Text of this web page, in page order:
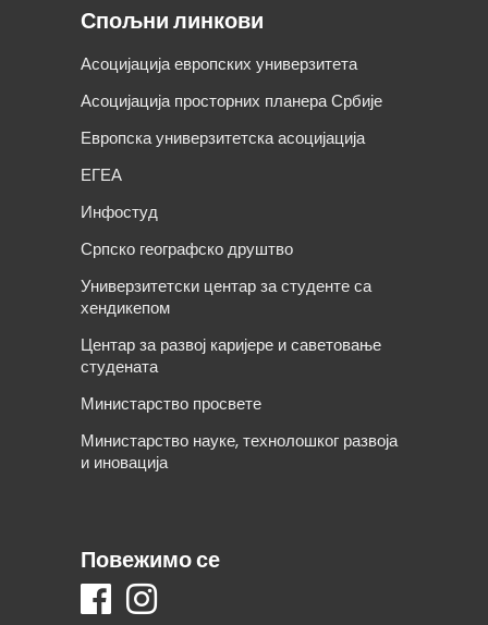
Спољни линкови
Асоцијација европских универзитета
Асоцијација просторних планера Србије
Европска универзитетска асоцијација
ЕГЕА
Инфостуд
Српско географско друштво
Универзитетски центар за студенте са
хендикепом
Центар за развој каријере и саветовање
студената
Министарство просвете
Министарство науке, технолошког развоја
и иновација
Повежимо се